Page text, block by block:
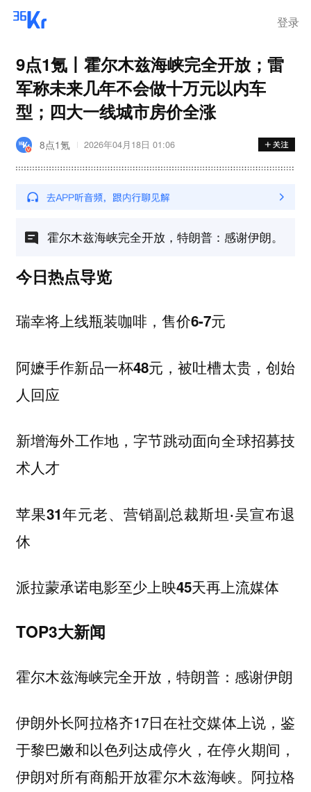
登录
9点1氪丨霍尔木兹海峡完全开放；雷
军称未来几年不会做十万元以内车
型；四大一线城市房价全涨
8点1氪 2026年04月18日 01:06
霍尔木兹海峡完全开放，特朗普：感谢伊朗。
今日热点导览
瑞幸将上线瓶装咖啡，售价6-7元
阿嬷手作新品一杯48元，被吐槽太贵，创始
人回应
新增海外工作地，字节跳动面向全球招募技
术人才
苹果31年元老、营销副总裁斯坦·吴宣布退
休
派拉蒙承诺电影至少上映45天再上流媒体
TOP3大新闻
霍尔木兹海峡完全开放，特朗普：感谢伊朗
伊朗外长阿拉格齐17日在社交媒体上说，鉴
于黎巴嫩和以色列达成停火，在停火期间，
伊朗对所有商船开放霍尔木兹海峡。阿拉格